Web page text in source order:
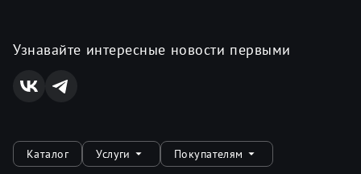
Узнавайте интересные новости первыми
Каталог Услуги Покупателям